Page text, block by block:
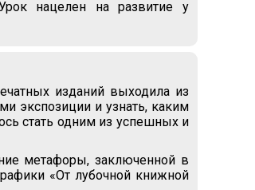
нацелен на развитие у
изданий выходила из
экспозиции и узнать, каким
стать одним из успешных и
метафоры, заключенной в
«От лубочной книжной